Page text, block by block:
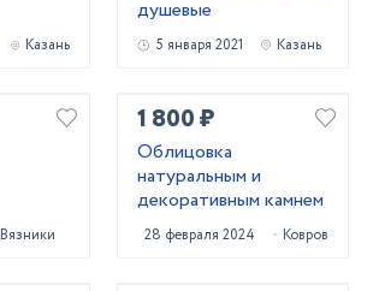
Казань
душевые
5 января 2021 Казань
Вязники
1 800 ₽
Облицовка
натуральным и
декоративным камнем
28 февраля 2024 Ковров